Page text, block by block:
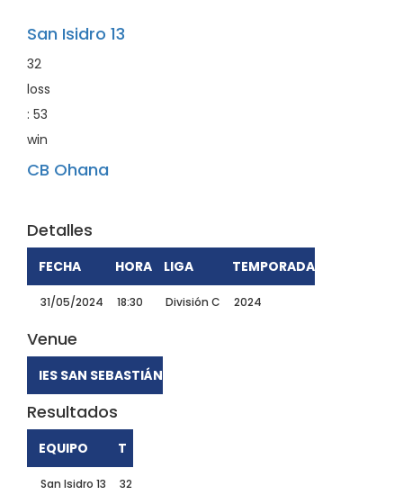
San Isidro 13
32
loss
: 53
win
CB Ohana
Detalles
FECHA HORA LIGA TEMPORADA
31/05/2024 18:30 División C 2024
Venue
IES SAN SEBASTIÁN
Resultados
EQUIPO T
San Isidro 13 32